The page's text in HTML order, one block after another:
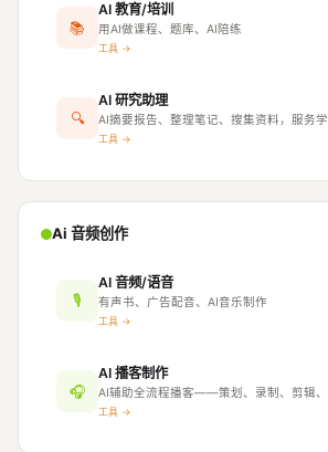
📚
AI 教育/培训
用AI做课程、题库、AI陪练
工具 →
🔍
AI 研究助理
AI摘要报告、整理笔记、搜集资料，服务
工具 →
Ai 音频创作
🎙
AI 音频/语音
有声书、广告配音、AI音乐制作
工具 →
🎧
AI 播客制作
AI辅助全流程播客——策划、录制、剪辑
工具 →